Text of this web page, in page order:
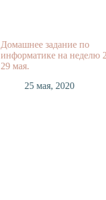
Домашнее задание по
информатике на неделю
29 мая.
25 мая, 2020